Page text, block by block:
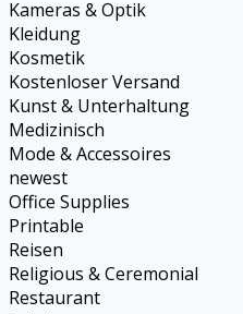
Kameras & Optik
Kleidung
Kosmetik
Kostenloser Versand
Kunst & Unterhaltung
Medizinisch
Mode & Accessoires
newest
Office Supplies
Printable
Reisen
Religious & Ceremonial
Restaurant